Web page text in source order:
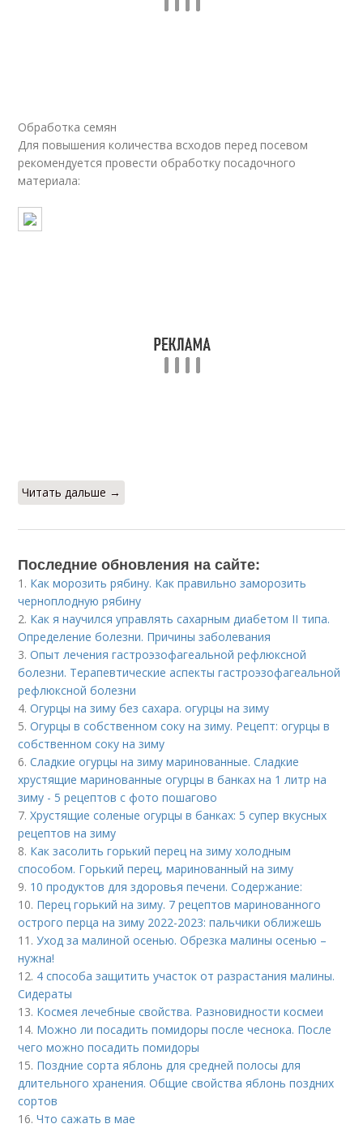
Обработка семян
Для повышения количества всходов перед посевом
рекомендуется провести обработку посадочного
материала:
Читать дальше →
Последние обновления на сайте:
1. Как морозить рябину. Как правильно заморозить
черноплодную рябину
2. Как я научился управлять сахарным диабетом II типа.
Определение болезни. Причины заболевания
3.Опыт лечения гастроэзофагеальной рефлюксной
болезни. Терапевтические аспекты гастроэзофагеальной
рефлюксной болезни
4.Огурцы на зиму без сахара. огурцы на зиму
5.Огурцы в собственном соку на зиму. Рецепт: огурцы в
собственном соку на зиму
6.Сладкие огурцы на зиму маринованные. Сладкие
хрустящие маринованные огурцы в банках на 1 литр на
зиму - 5 рецептов с фото пошагово
7.Хрустящие соленые огурцы в банках: 5 супер вкусных
рецептов на зиму
8. Как засолить горький перец на зиму холодным
способом. Горький перец, маринованный на зиму
9. 10 продуктов для здоровья печени. Содержание:
10. Перец горький на зиму. 7 рецептов маринованного
острого перца на зиму 2022-2023: пальчики оближешь
11.Уход за малиной осенью. Обрезка малины осенью –
нужна!
12. 4 способа защитить участок от разрастания малины.
Сидераты
13. Космея лечебные свойства. Разновидности космеи
14. Можно ли посадить помидоры после чеснока. После
чего можно посадить помидоры
15. Поздние сорта яблонь для средней полосы для
длительного хранения. Общие свойства яблонь поздних
сортов
16.Что сажать в мае